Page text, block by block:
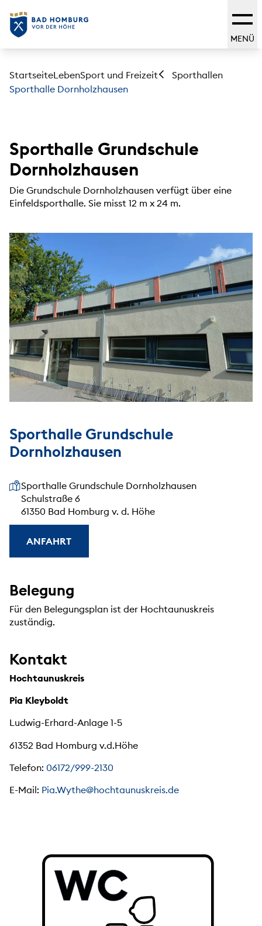
MENÜ
StartseiteLebenSport und Freizeit
Sporthallen
Sporthalle Dornholzhausen
Sporthalle Grundschule
Dornholzhausen
Die Grundschule Dornholzhausen verfügt über eine
Einfeldsporthalle. Sie misst 12 m x 24 m.
Sporthalle Grundschule
Dornholzhausen
Unsere Anschrift
Sporthalle Grundschule Dornholzhausen
Schulstraße 6
61350 Bad Homburg v. d. Höhe
ANFAHRT
Belegung
Für den Belegungsplan ist der Hochtaunuskreis
zuständig.
Kontakt
Hochtaunuskreis
Pia Kleyboldt
Ludwig-Erhard-Anlage 1-5
61352 Bad Homburg v.d.Höhe
Telefon: 06172/999-2130
E-Mail: Pia.Wythe@hochtaunuskreis.de